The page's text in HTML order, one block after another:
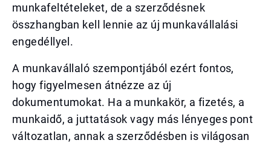
munkafeltételeket, de a szerződésnek
összhangban kell lennie az új munkavállalási
engedéllyel.
A munkavállaló szempontjából ezért fontos,
hogy figyelmesen átnézze az új
dokumentumokat. Ha a munkakör, a fizetés, a
munkaidő, a juttatások vagy más lényeges pont
változatlan, annak a szerződésben is világosan